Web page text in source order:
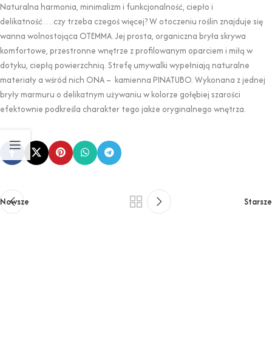
Naturalna harmonia, minimalizm i funkcjonalność, ciepło i
delikatność….czy trzeba czegoś więcej? W otoczeniu roślin znajduje się
wanna wolnostojąca OTEMMA. Jej prosta, organiczna bryła skrywa
komfortowe, przestronne wnętrze z profilowanym oparciem i miłą w
dotyku, ciepłą powierzchnią. Strefę umywalki wypełniają naturalne
materiały a wśród nich ONA – kamienna PINATUBO. Wykonana z jednej
bryły marmuru o delikatnym używaniu w kolorze gołębiej szarości
efektownie podkreśla charakter tego jakże oryginalnego wnętrza.
Nowsze Starsze